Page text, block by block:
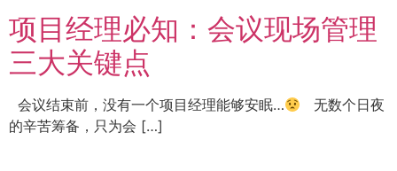
项目经理必知：会议现场管理
三大关键点
会议结束前，没有一个项目经理能够安眠…
无数个日夜
的辛苦筹备，只为会 […]